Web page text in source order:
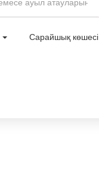
Сарайшық көшесі